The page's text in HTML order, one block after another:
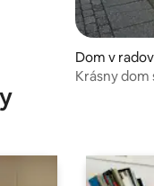
Dom v
te
Krásny dom